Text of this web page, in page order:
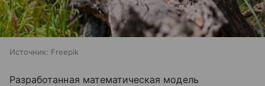
Источник: Freepik
Разработанная математическая модель